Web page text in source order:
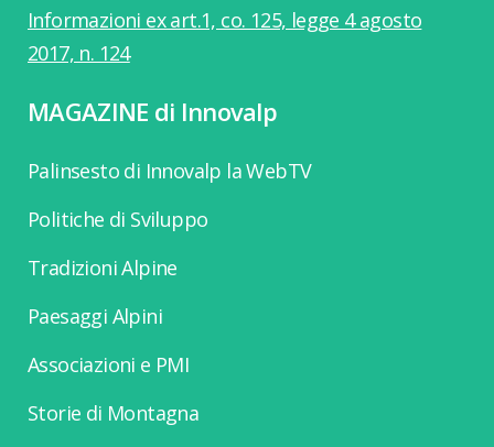
Informazioni ex art.1, co. 125, legge 4 agosto
2017, n. 124
MAGAZINE di Innovalp
Palinsesto di Innovalp la WebTV
Politiche di Sviluppo
Tradizioni Alpine
Paesaggi Alpini
Associazioni e PMI
Storie di Montagna